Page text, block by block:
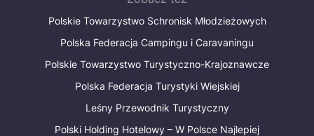
Polskie Towarzystwo Schronisk Młodzieżowych
Polska Federacja Campingu i Caravaningu
Polskie Towarzystwo Turystyczno-Krajoznawcze
Polska Federacja Turystyki Wiejskiej
Leśny Przewodnik Turystyczny
Polski Holding Hotelowy – W Polsce Najlepiej